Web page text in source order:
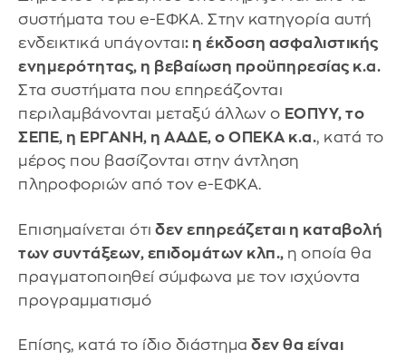
συστήματα του e-ΕΦΚΑ. Στην κατηγορία αυτή
ενδεικτικά υπάγονται: η έκδοση ασφαλιστικής
ενημερότητας, η βεβαίωση προϋπηρεσίας κ.α.
Στα συστήματα που επηρεάζονται
περιλαμβάνονται μεταξύ άλλων ο ΕΟΠΥΥ, το
ΣΕΠΕ, η ΕΡΓΑΝΗ, η ΑΑΔΕ, ο ΟΠΕΚΑ κ.α., κατά το
μέρος που βασίζονται στην άντληση
πληροφοριών από τον e-ΕΦΚΑ.
Επισημαίνεται ότι δεν επηρεάζεται η καταβολή
των συντάξεων, επιδομάτων κλπ., η οποία θα
πραγματοποιηθεί σύμφωνα με τον ισχύοντα
προγραμματισμό
Επίσης, κατά το ίδιο διάστημα δεν θα είναι